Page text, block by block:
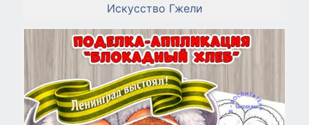
Искусство Гжели